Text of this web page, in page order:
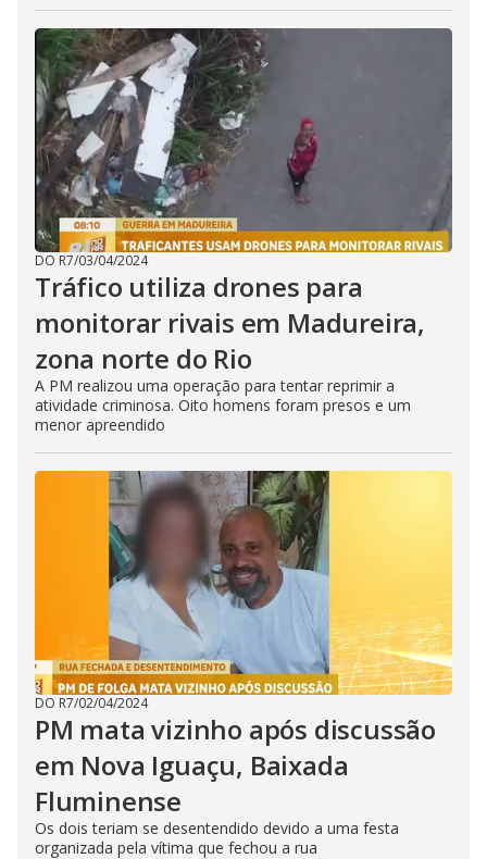
DO R7/03/04/2024
Tráfico utiliza drones para
monitorar rivais em Madureira,
zona norte do Rio
A PM realizou uma operação para tentar reprimir a
atividade criminosa. Oito homens foram presos e um
menor apreendido
DO R7/02/04/2024
PM mata vizinho após discussão
em Nova Iguaçu, Baixada
Fluminense
Os dois teriam se desentendido devido a uma festa
organizada pela vítima que fechou a rua